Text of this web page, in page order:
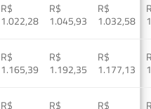
R$
1.022,28
R$
1.045,93
R$
1.032,58
R$
1.165,39
R$
1.192,35
R$
1.177,13
R$ R$ R$